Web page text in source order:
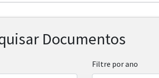
Documentos
Filtre por ano